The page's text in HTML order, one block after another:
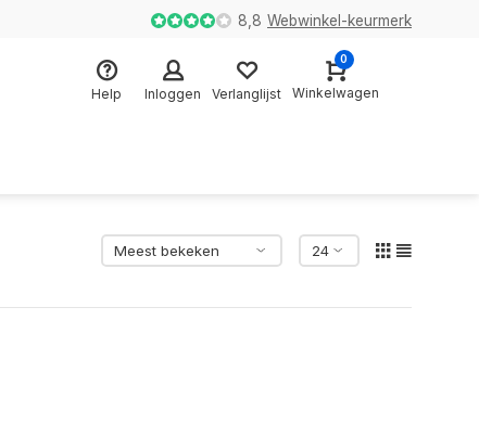
8,8 Webwinkel-keurmerk
Help Inloggen Verlanglijst
0
Winkelwagen